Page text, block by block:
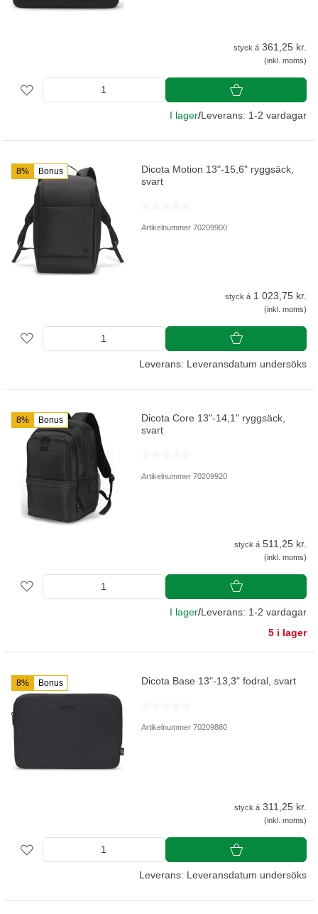
styck á 361,25 kr.
(inkl. moms)
I lager/Leverans: 1-2 vardagar
8% Bonus
Dicota Motion 13"-15,6" ryggsäck,
svart
Artikelnummer 70209900
styck á 1 023,75 kr.
(inkl. moms)
Leverans: Leveransdatum undersöks
8% Bonus
Dicota Core 13"-14,1" ryggsäck,
svart
Artikelnummer 70209920
styck á 511,25 kr.
(inkl. moms)
I lager/Leverans: 1-2 vardagar
5 i lager
8% Bonus Dicota Base 13"-13,3" fodral, svart
Artikelnummer 70209880
styck á 311,25 kr.
(inkl. moms)
Leverans: Leveransdatum undersöks